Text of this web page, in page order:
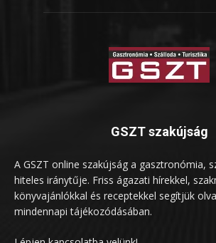
GSZT szakújság
A GSZT online szakújság a gasztronómia,
hiteles iránytűje. Friss ágazati hírekkel,
könyvajánlókkal és receptekkel segítjük
mindennapi tájékozódásában.